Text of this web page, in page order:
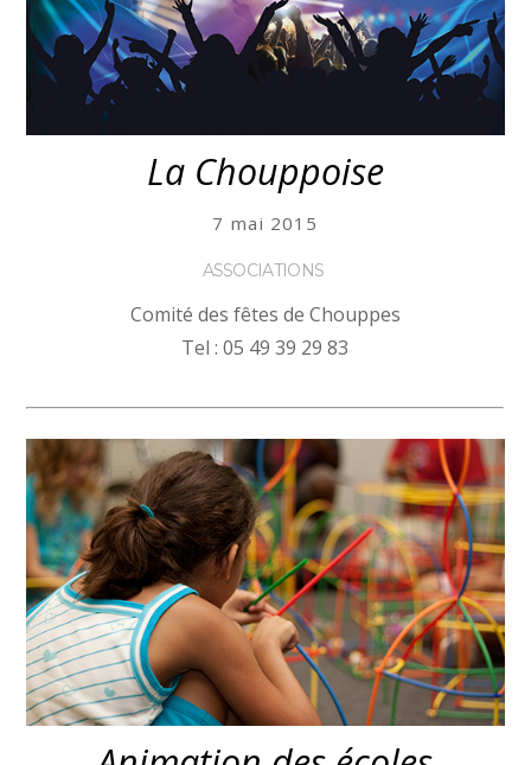
La Chouppoise
7 mai 2015
ASSOCIATIONS
Comité des fêtes de Chouppes
Tel : 05 49 39 29 83